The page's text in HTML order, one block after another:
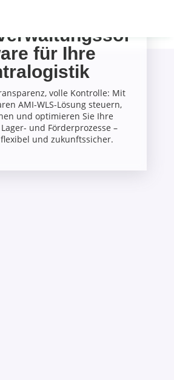
für Ihre
volle Kontrolle: Mit
AMI-WLS-Lösung steuern,
und optimieren Sie Ihre
und Förderprozesse –
und zukunftssicher.